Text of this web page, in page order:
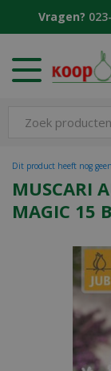
Vragen?
MUSCARI
MAGIC 15
Dit product heeft nog